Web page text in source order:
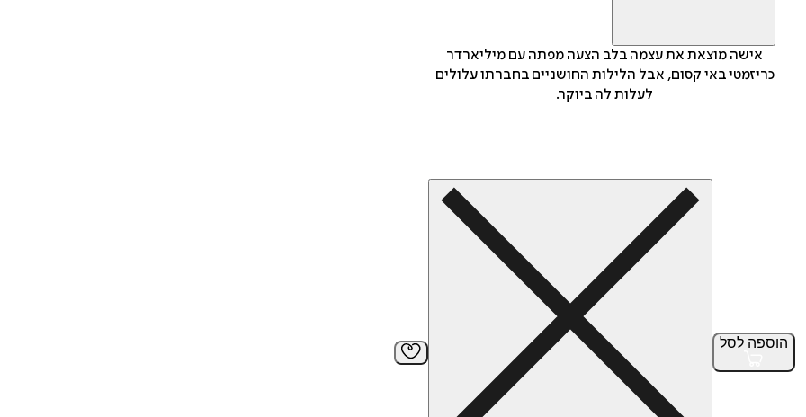
אישה מוצאת את עצמה בלב הצעה מפתה עם מיליארדר
כריזמטי באי קסום, אבל הלילות החושניים בחברתו עלולים
לעלות לה ביוקר.
הוספה לסל